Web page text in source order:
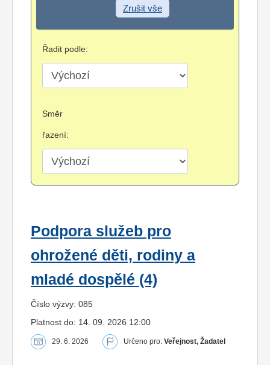
Zrušit vše
Řadit podle:
Směr
řazení:
Podpora služeb pro
ohrožené děti, rodiny a
mladé dospělé (4)
Číslo výzvy: 085
Platnost do: 14. 09. 2026 12:00
29. 6. 2026 Určeno pro: Veřejnost, Žadatel